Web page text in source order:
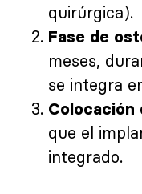
quirúrgica).
Fase de
meses,
se integra
Colocación
que el
integrado.